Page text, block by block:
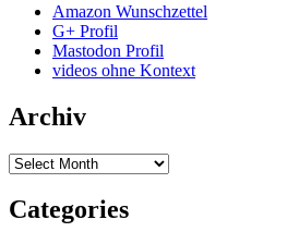
Amazon Wunschzettel
G+ Profil
Mastodon Profil
videos ohne Kontext
Archiv
Archiv
Categories